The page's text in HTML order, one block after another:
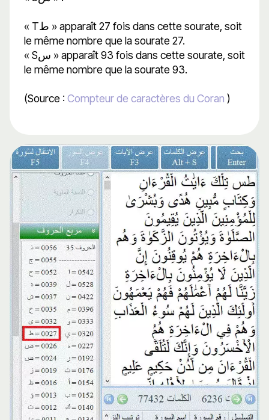
« Tط » apparaît 27 fois dans cette sourate, soit
le même nombre que la sourate 27.
« Sس » apparaît 93 fois dans cette sourate, soit
le même nombre que la sourate 93.
(Source : Compteur de caractères du Coran )